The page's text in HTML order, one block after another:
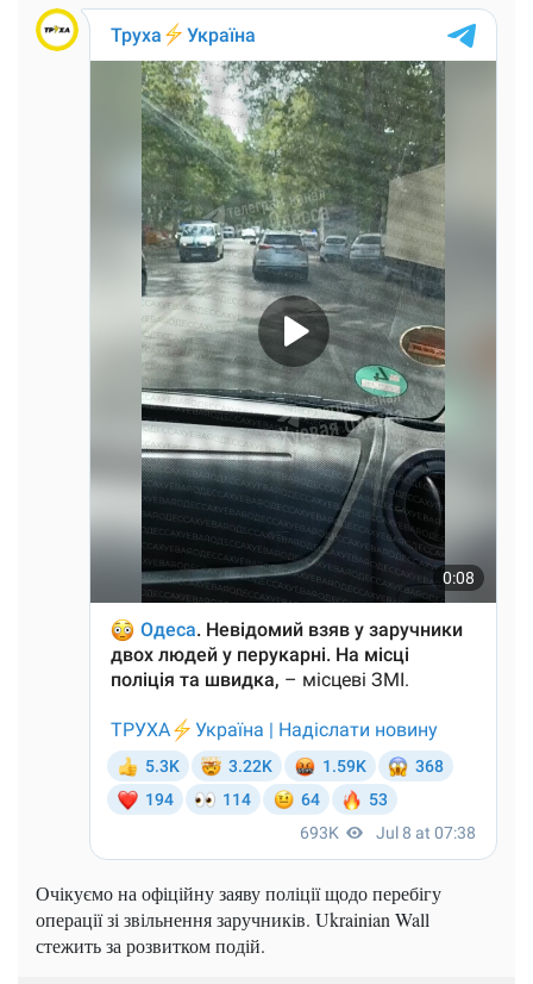
Очікуємо на офіційну заяву поліції щодо перебігу
операції зі звільнення заручників. Ukrainian Wall
стежить за розвитком подій.